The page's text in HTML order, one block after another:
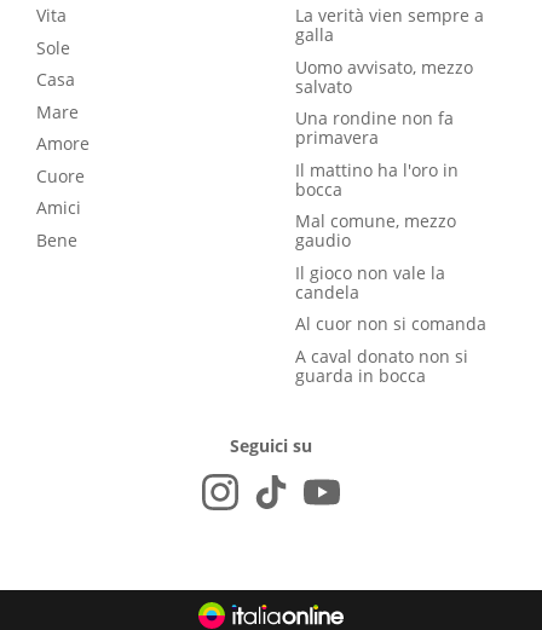
Vita
Sole
Casa
Mare
Amore
Cuore
Amici
Bene
La verità vien sempre a
galla
Uomo avvisato, mezzo
salvato
Una rondine non fa
primavera
Il mattino ha l'oro in
bocca
Mal comune, mezzo
gaudio
Il gioco non vale la
candela
Al cuor non si comanda
A caval donato non si
guarda in bocca
Seguici su